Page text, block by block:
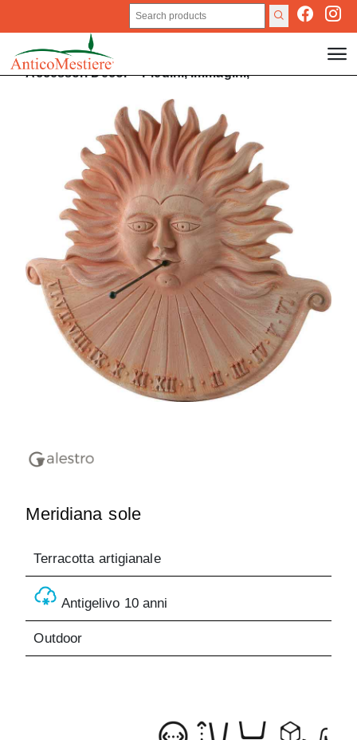
AccessoriDecor>Piedini,Immagini,
Meridiana sole
Terracotta artigianale
Antigelivo 10 anni
Outdoor